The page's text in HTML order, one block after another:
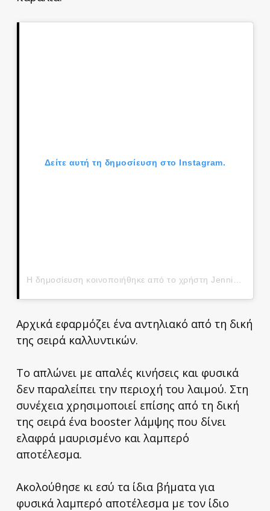
Δείτε αυτή τη δημοσίευση στο Instagram.
Αρχικά εφαρμόζει ένα αντηλιακό από τη δική
της σειρά καλλυντικών.
Το απλώνει με απαλές κινήσεις και φυσικά
δεν παραλείπει την περιοχή του λαιμού. Στη
συνέχεια χρησιμοποιεί επίσης από τη δική
της σειρά ένα booster λάμψης που δίνει
ελαφρά μαυρισμένο και λαμπερό
αποτέλεσμα.
Ακολούθησε κι εσύ τα ίδια βήματα για
φυσικά λαμπερό αποτέλεσμα με τον ίδιο